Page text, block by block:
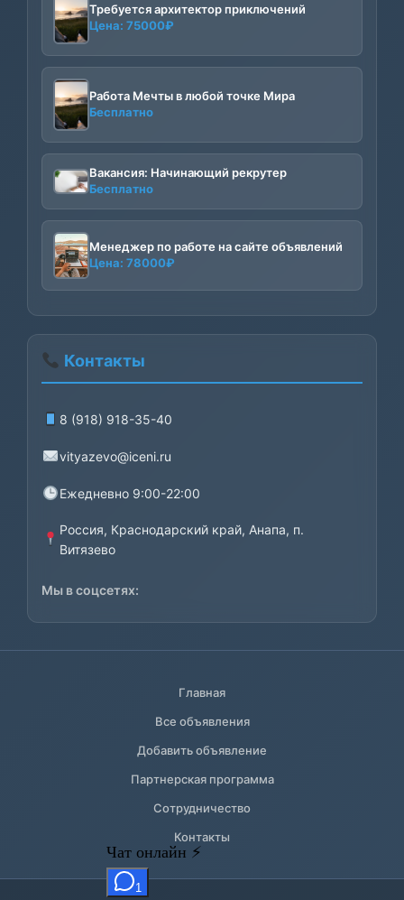
Требуется архитектор приключений
Цена: 75000₽
Работа Мечты в любой точке Мира
Бесплатно
Вакансия: Начинающий рекрутер
Бесплатно
Менеджер по работе на сайте объявлений
Цена: 78000₽
Контакты
8 (918) 918-35-40
vityazevo@iceni.ru
Ежедневно 9:00-22:00
Россия, Краснодарский край, Анапа, п.
Витязево
Мы в соцсетях:
Главная
Все объявления
Добавить объявление
Партнерская программа
Сотрудничество
Контакты